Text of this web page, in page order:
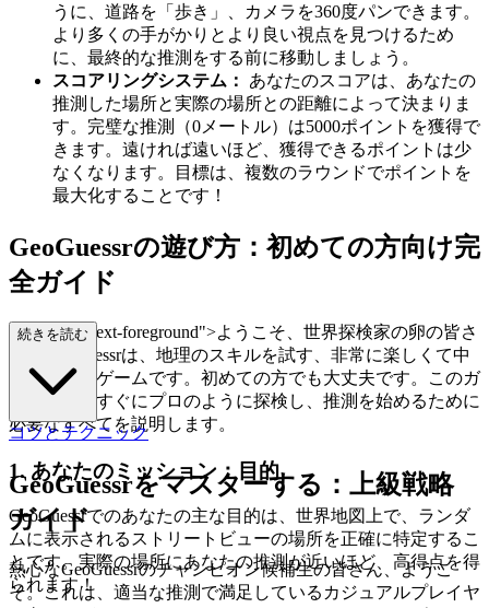
うに、道路を「歩き」、カメラを360度パンできます。
より多くの手がかりとより良い視点を見つけるため
に、最終的な推測をする前に移動しましょう。
スコアリングシステム：
あなたのスコアは、あなたの
推測した場所と実際の場所との距離によって決まりま
す。完璧な推測（0メートル）は5000ポイントを獲得で
きます。遠ければ遠いほど、獲得できるポイントは少
なくなります。目標は、複数のラウンドでポイントを
最大化することです！
GeoGuessrの遊び方：初めての方向け完
全ガイド
lass="mb-4 text-foreground">ようこそ、世界探検家の卵の皆さ
ん！GeoGuessrは、地理のスキルを試す、非常に楽しくて中
毒性のあるゲームです。初めての方でも大丈夫です。このガ
イドでは、すぐにプロのように探検し、推測を始めるために
必要なすべてを説明します。
1. あなたのミッション：目的
GeoGuessrでのあなたの主な目的は、世界地図上で、ランダ
ムに表示されるストリートビューの場所を正確に特定するこ
とです。実際の場所にあなたの推測が近いほど、高得点を得
られます！
続きを読む
コツとテクニック
GeoGuessrをマスターする：上級戦略
ガイド
熱心なGeoGuessrのチャンピオン候補生の皆さん、ようこ
そ。これは、適当な推測で満足しているカジュアルプレイヤ